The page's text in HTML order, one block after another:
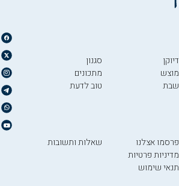
דיוקן
מוצש
שבת
סגנון
מתכונים
טוב לדעת
פרסמו אצלנו
מדיניות פרטיות
תנאי שימוש
שאלות ותשובות